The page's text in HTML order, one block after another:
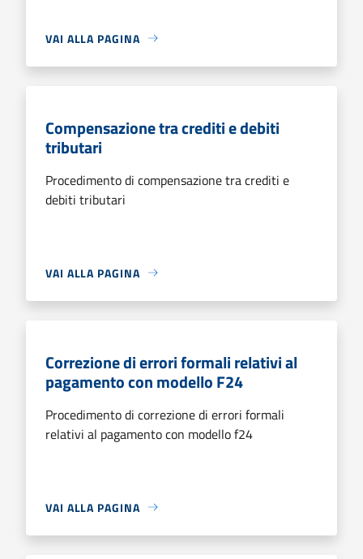
VAI ALLA PAGINA
Compensazione tra crediti e debiti
tributari
Procedimento di compensazione tra crediti e
debiti tributari
VAI ALLA PAGINA
Correzione di errori formali relativi al
pagamento con modello F24
Procedimento di correzione di errori formali
relativi al pagamento con modello f24
VAI ALLA PAGINA